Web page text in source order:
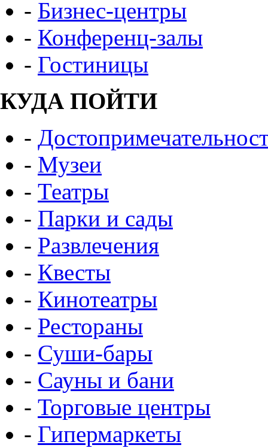
- Бизнес-центры
- Конференц-залы
- Гостиницы
КУДА ПОЙТИ
-
- Музеи
- Театры
- Парки и сады
- Развлечения
- Квесты
- Кинотеатры
- Рестораны
- Суши-бары
- Сауны и бани
- Торговые центры
- Гипермаркеты